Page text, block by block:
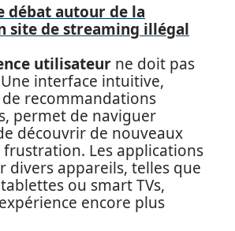
débat autour de la
site de streaming illégal
utilisateur ne doit pas
interface intuitive,
recommandations
permet de naviguer
découvrir de nouveaux
frustration. Les applications
divers appareils, telles que
ou smart TVs,
encore plus